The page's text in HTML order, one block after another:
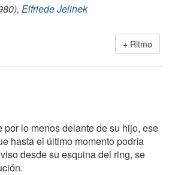
Elfriede Jelinek
Ritmo
por lo menos delante de su hijo, ese
hasta el último momento podría
desde su esquina del ring, se